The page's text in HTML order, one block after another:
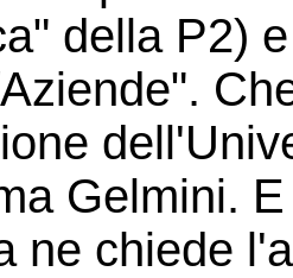
della P2)
Gelmini.
ne chiede